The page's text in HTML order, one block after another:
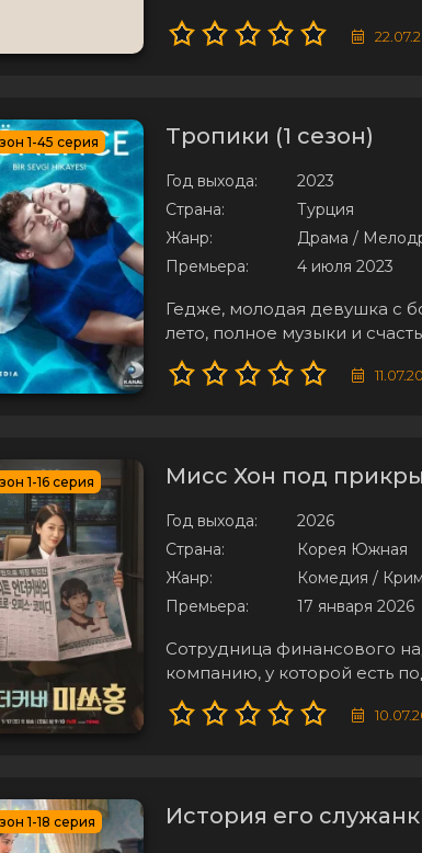
его разочарованию, судьба
1-45 серия Тропики (1 сезон)
Год выхода:
2023
Страна:
Турция
Жанр:
Драма /
Премьера:
4 июля 2023
Гедже, молодая девушка с
лето, полное музыки и
планы рушатся, когда
в тишине и спокойствии,
1-16 серия Мисс Хон под
Год выхода:
2026
Страна:
Корея Южная
Жанр:
Комедия /
Премьера:
17 января 2026
Сотрудница финансового
компанию, у которой есть
сталкивается с миром,
атмосферу, где каждый
1-18 серия История его